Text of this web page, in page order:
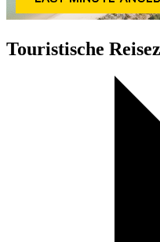
Touristische